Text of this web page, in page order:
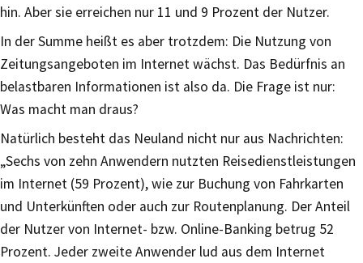
hin. Aber sie erreichen nur 11 und 9 Prozent der Nutzer.
In der Summe heißt es aber trotzdem: Die Nutzung von
Zeitungsangeboten im Internet wächst. Das Bedürfnis an
belastbaren Informationen ist also da. Die Frage ist nur:
Was macht man draus?
Natürlich besteht das Neuland nicht nur aus Nachrichten:
„Sechs von zehn Anwendern nutzten Reisedienstleistungen
im Internet (59 Prozent), wie zur Buchung von Fahrkarten
und Unterkünften oder auch zur Routenplanung. Der Anteil
der Nutzer von Internet- bzw. Online-Banking betrug 52
Prozent. Jeder zweite Anwender lud aus dem Internet